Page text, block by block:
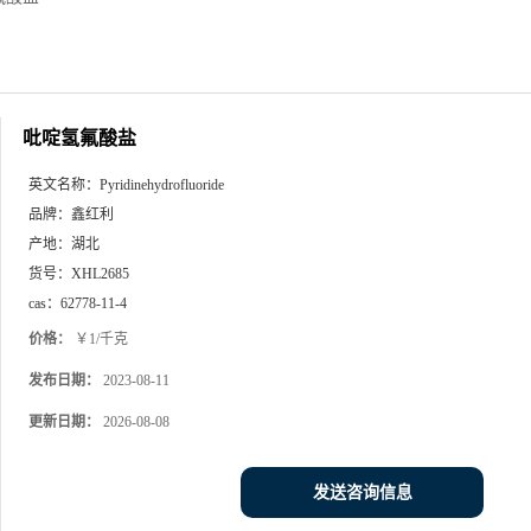
吡啶氢氟酸盐
英文名称： Pyridinehydrofluoride
品牌： 鑫红利
产地： 湖北
货号： XHL2685
cas： 62778-11-4
价格： ￥1/千克
发布日期： 2023-08-11
更新日期： 2026-08-08
发送咨询信息